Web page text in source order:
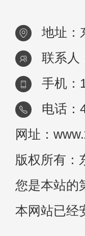
地址：
联系人
手机：
电话：
网址：
版权所有：
您是本站的
本网站已经